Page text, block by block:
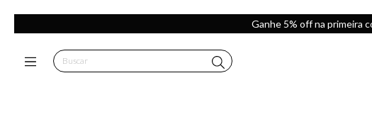
Ganhe 5% off na primeira